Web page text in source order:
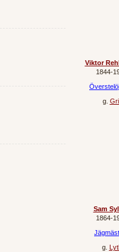
Viktor
g.
Sam
g.